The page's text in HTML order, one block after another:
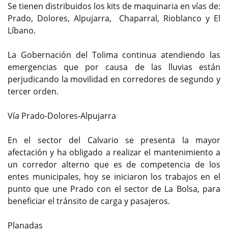
Se tienen distribuidos los kits de maquinaria en vías de:
Prado, Dolores, Alpujarra, Chaparral, Rioblanco y El
Líbano.
La Gobernación del Tolima continua atendiendo las
emergencias que por causa de las lluvias están
perjudicando la movilidad en corredores de segundo y
tercer orden.
Vía Prado-Dolores-Alpujarra
En el sector del Calvario se presenta la mayor
afectación y ha obligado a realizar el mantenimiento a
un corredor alterno que es de competencia de los
entes municipales, hoy se iniciaron los trabajos en el
punto que une Prado con el sector de La Bolsa, para
beneficiar el tránsito de carga y pasajeros.
Planadas